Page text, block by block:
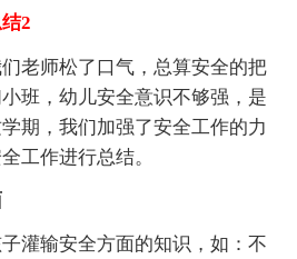
2
老师松了口气，总算安全的把
班，幼儿安全意识不够强，是
期，我们加强了安全工作的力
工作进行总结。
灌输安全方面的知识，如：不